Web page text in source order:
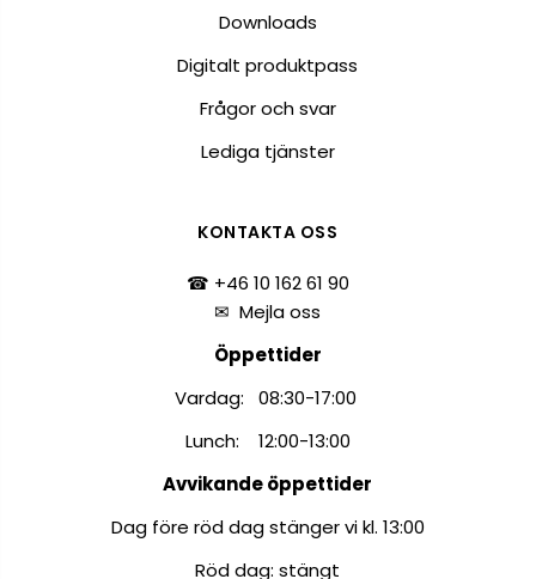
Downloads
Digitalt produktpass
Frågor och svar
Lediga tjänster
KONTAKTA OSS
☎ +46 10 162 61 90
✉Mejla oss
Öppettider
Vardag: 08:30-17:00
Lunch: 12:00-13:00
Avvikande öppettider
Dag före röd dag stänger vi kl. 13:00
Röd dag: stängt